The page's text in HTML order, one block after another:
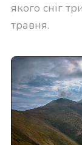
якого сніг
травня.